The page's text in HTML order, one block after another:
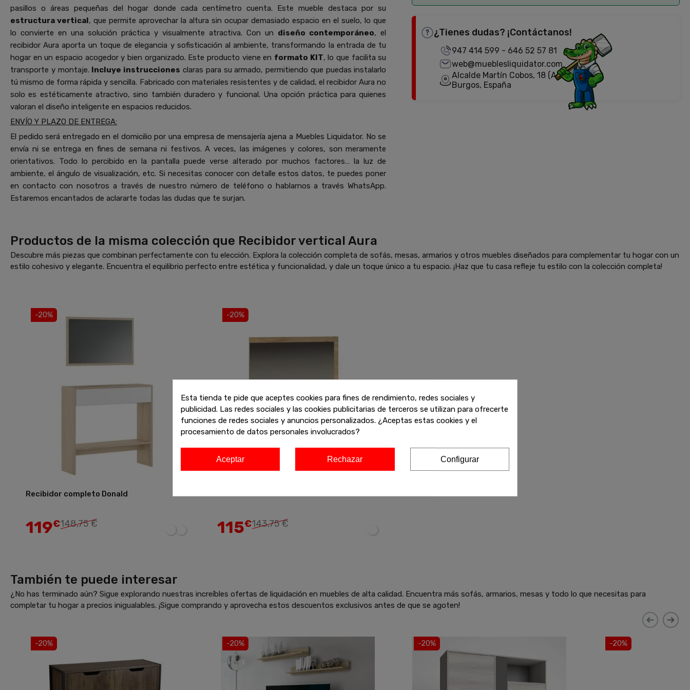
pasillos o áreas pequeñas del hogar donde cada centímetro cuenta. Este mueble destaca por su
estructura vertical, que permite aprovechar la altura sin ocupar demasiado espacio en el suelo, lo que
lo convierte en una solución práctica y visualmente atractiva. Con un diseño contemporáneo, el
recibidor Aura aporta un toque de elegancia y sofisticación al ambiente, transformando la entrada de tu
hogar en un espacio acogedor y bien organizado. Este producto viene en formato KIT, lo que facilita su
transporte y montaje. Incluye instrucciones claras para su armado, permitiendo que puedas instalarlo
tú mismo de forma rápida y sencilla. Fabricado con materiales resistentes y de calidad, el recibidor Aura no
solo es estéticamente atractivo, sino también duradero y funcional. Una opción práctica para quienes
valoran el diseño inteligente en espacios reducidos.
ENVÍO Y PLAZO DE ENTREGA:
El pedido será entregado en el domicilio por una empresa de mensajería ajena a Muebles Liquidator. No se
envía ni se entrega en fines de semana ni festivos. A veces, las imágenes y colores, son meramente
orientativos. Todo lo percibido en la pantalla puede verse alterado por muchos factores… la luz de
ambiente, el ángulo de visualización, etc. Si necesitas conocer con detalle estos datos, te puedes poner
en contacto con nosotros a través de nuestro número de teléfono o hablarnos a través WhatsApp.
Estaremos encantados de aclararte todas las dudas que te surjan.
¿Tienes dudas? ¡Contáctanos!
947 414 599 - 646 52 57 81
web@mueblesliquidator.com
Alcalde Martín Cobos, 18 (Antigua Fiat)
Burgos, España
Productos de la misma colección que Recibidor vertical Aura
Descubre más piezas que combinan perfectamente con tu elección. Explora la colección completa de sofás, mesas, armarios y otros muebles diseñados para complementar tu hogar con un
estilo cohesivo y elegante. Encuentra el equilibrio perfecto entre estética y funcionalidad, y dale un toque único a tu espacio. ¡Haz que tu casa refleje tu estilo con la colección completa!
Recibidor completo Donald
119€148,75 €
-20%
Recibidor Horizontal Aura
115€143,75 €
-20%
También te puede interesar
¿No has terminado aún? Sigue explorando nuestras increíbles ofertas de liquidación en muebles de alta calidad. Encuentra más sofás, armarios, mesas y todo lo que necesitas para
completar tu hogar a precios inigualables. ¡Sigue comprando y aprovecha estos descuentos exclusivos antes de que se agoten!
-20% -20% -20% -20%
Esta tienda te pide que aceptes cookies para fines de rendimiento, redes sociales y
publicidad. Las redes sociales y las cookies publicitarias de terceros se utilizan para ofrecerte
funciones de redes sociales y anuncios personalizados. ¿Aceptas estas cookies y el
procesamiento de datos personales involucrados?
Aceptar Rechazar Configurar